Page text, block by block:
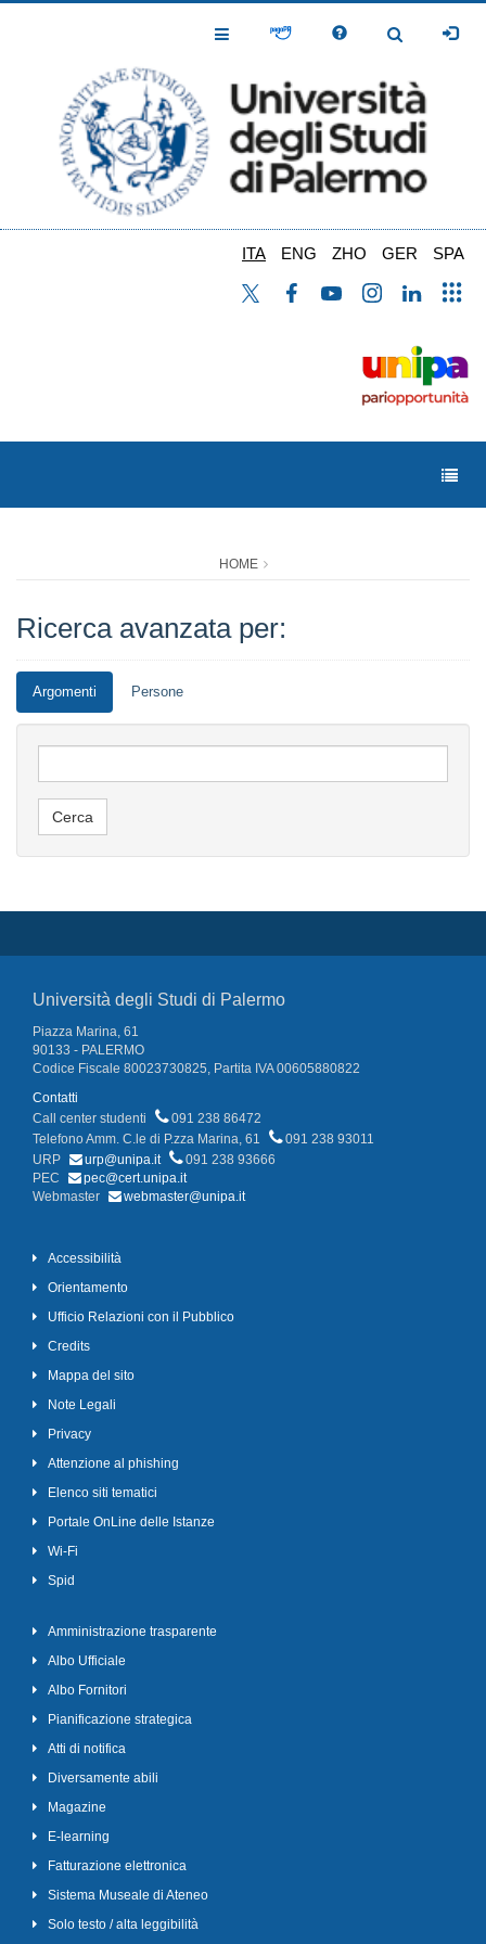
Toggle
Toggle
ITA ENG ZHO GER SPA
HOME
Ricerca avanzata per:
Argomenti Persone
Università degli Studi di Palermo
Piazza Marina, 61
90133 - PALERMO
Codice Fiscale 80023730825, Partita IVA 00605880822
Contatti
Call center studenti
091 238 86472
Telefono Amm. C.le di P.zza Marina, 61
091 238 93011
URP
urp@unipa.it
091 238 93666
PEC
pec@cert.unipa.it
Webmaster
webmaster@unipa.it
Accessibilità
Orientamento
Ufficio Relazioni con il Pubblico
Credits
Mappa del sito
Note Legali
Privacy
Attenzione al phishing
Elenco siti tematici
Portale OnLine delle Istanze
Wi-Fi
Spid
Amministrazione trasparente
Albo Ufficiale
Albo Fornitori
Pianificazione strategica
Atti di notifica
Diversamente abili
Magazine
E-learning
Fatturazione elettronica
Sistema Museale di Ateneo
Solo testo / alta leggibilità